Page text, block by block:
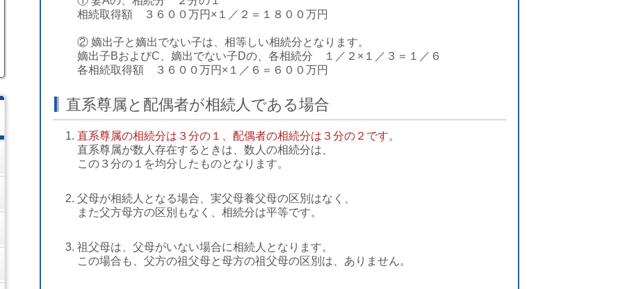
相続取得額 ３６００万円×１／２＝１８００万円
② 嫡出子と嫡出でない子は、相等しい相続分となります。
嫡出子BおよびC、嫡出でない子Dの、各相続分 １／２×１／３＝１／６
各相続取得額 ３６００万円×１／６＝６００万円
直系尊属と配偶者が相続人である場合
直系尊属の相続分は３分の１、配偶者の相続分は３分の２です。
直系尊属が数人存在するときは、数人の相続分は、
この３分の１を均分したものとなります。
父母が相続人となる場合、実父母養父母の区別はなく、
また父方母方の区別もなく、相続分は平等です。
祖父母は、父母がいない場合に相続人となります。
この場合も、父方の祖父母と母方の祖父母の区別は、ありません。